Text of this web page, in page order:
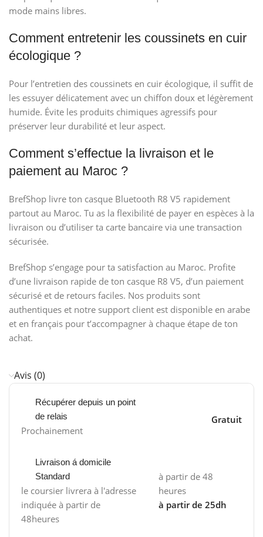
mode mains libres.
Comment entretenir les coussinets en cuir
écologique ?
Pour l’entretien des coussinets en cuir écologique, il suffit de
les essuyer délicatement avec un chiffon doux et légèrement
humide. Évite les produits chimiques agressifs pour
préserver leur durabilité et leur aspect.
Comment s’effectue la livraison et le
paiement au Maroc ?
BrefShop livre ton casque Bluetooth R8 V5 rapidement
partout au Maroc. Tu as la flexibilité de payer en espèces à la
livraison ou d’utiliser ta carte bancaire via une transaction
sécurisée.
BrefShop s’engage pour ta satisfaction au Maroc. Profite
d’une livraison rapide de ton casque R8 V5, d’un paiement
sécurisé et de retours faciles. Nos produits sont
authentiques et notre support client est disponible en arabe
et en français pour t’accompagner à chaque étape de ton
achat.
Avis (0)
Récupérer depuis un point
de relais
Prochainement
Gratuit
Livraison á domicile
Standard
le coursier livrera à l'adresse
indiquée à partir de
48heures
à partir de 48
heures
à partir de 25dh